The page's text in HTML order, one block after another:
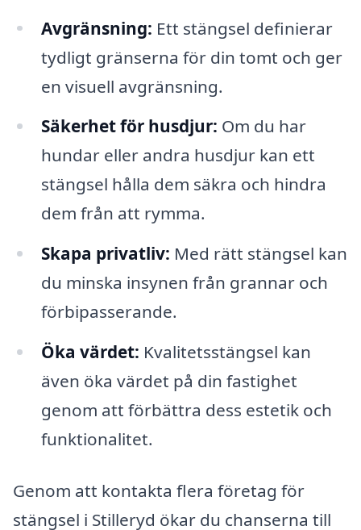
Avgränsning: Ett stängsel definierar
tydligt gränserna för din tomt och ger
en visuell avgränsning.
Säkerhet för husdjur: Om du har
hundar eller andra husdjur kan ett
stängsel hålla dem säkra och hindra
dem från att rymma.
Skapa privatliv: Med rätt stängsel kan
du minska insynen från grannar och
förbipasserande.
Öka värdet: Kvalitetsstängsel kan
även öka värdet på din fastighet
genom att förbättra dess estetik och
funktionalitet.
Genom att kontakta flera företag för
stängsel i Stilleryd ökar du chanserna till